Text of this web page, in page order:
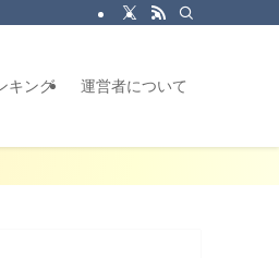
キング 運営者について